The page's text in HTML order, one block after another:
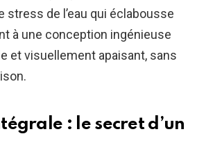
de l’eau qui éclabousse
à une conception ingénieuse
et visuellement apaisant, sans
: le secret d’un